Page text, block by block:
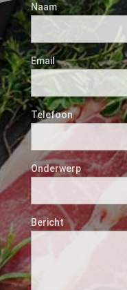
Naam
Email
Telefoon
Onderwerp
Bericht